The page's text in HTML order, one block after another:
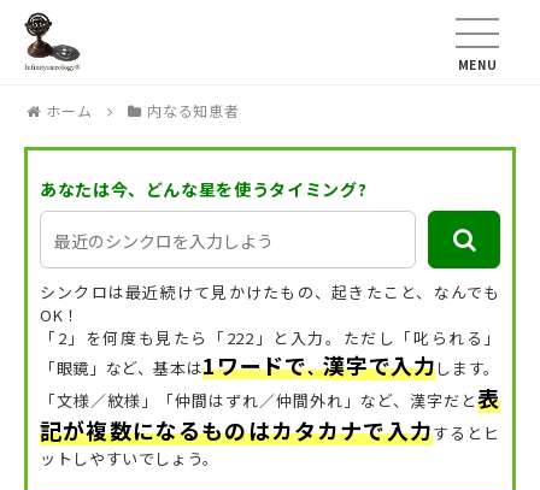
ホーム 内なる知恵者
あなたは今、どんな星を使うタイミング?
シンクロは最近続けて見かけたもの、起きたこと、なんでも
OK！
「2」を何度も見たら「222」と入力。ただし「叱られる」
「眼鏡」など、基本は1ワードで、漢字で入力します。
「文様／紋様」「仲間はずれ／仲間外れ」など、漢字だと表
記が複数になるものはカタカナで入力するとヒ
ットしやすいでしょう。
MENU